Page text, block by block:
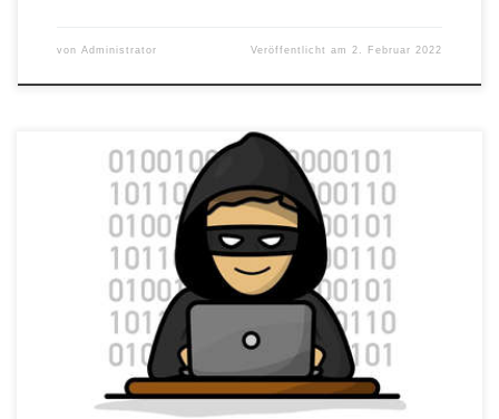
von Administrator Veröffentlicht am 2. Februar 2022
Mit Auflösung der Verwertungsgesellschaft „Prokon
Abgeltungsgläubiger SPV GmbH“ dürfte eines der grössten und
umstrittensten Insolvenzverfahren in der deutschen Geschichte ein
Ende finden. Nachdem Anfang 2014 die damalige „Prokon
Regenertative Energien GmbH“ ihre Zahlungsunfähigkeit und
gleichzeitig eine Planinsolvenz bekannt gab, häuften sich die
Stimmen, die von einem Schneeballsystem und betrügerischen
Absichten […]